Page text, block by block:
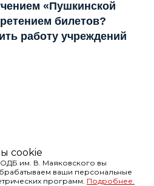
«Пушкинской
билетов?
работу учреждений
cookie
им. В. Маяковского вы
ваши персональные
программ. Подробнее.